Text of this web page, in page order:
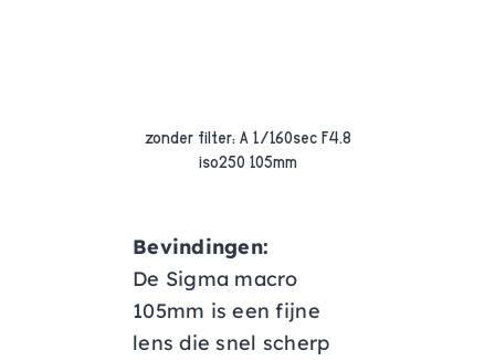
zonder filter: A 1/160sec F4.8
iso250 105mm
Bevindingen:
De Sigma macro
105mm is een fijne
lens die snel scherp